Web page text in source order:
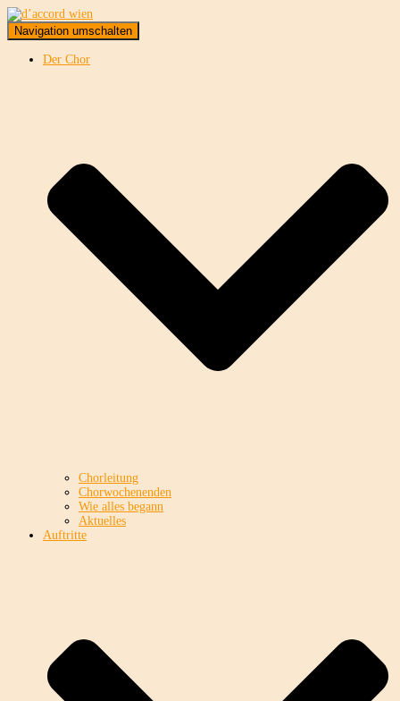
Navigation umschalten
Der Chor
Chorleitung
Chorwochenenden
Wie alles begann
Aktuelles
Auftritte